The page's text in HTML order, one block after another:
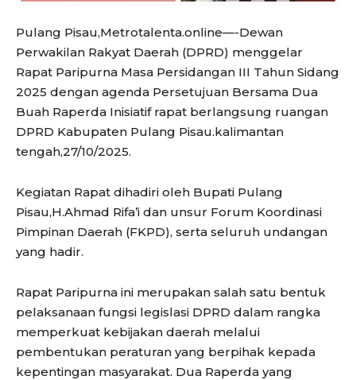
Pulang Pisau,Metrotalenta.online—-Dewan
Perwakilan Rakyat Daerah (DPRD) menggelar
Rapat Paripurna Masa Persidangan III Tahun Sidang
2025 dengan agenda Persetujuan Bersama Dua
Buah Raperda Inisiatif rapat berlangsung ruangan
DPRD Kabupaten Pulang Pisau.kalimantan
tengah,27/10/2025.
Kegiatan Rapat dihadiri oleh Bupati Pulang
Pisau,H.Ahmad Rifa’i dan unsur Forum Koordinasi
Pimpinan Daerah (FKPD), serta seluruh undangan
yang hadir.
Rapat Paripurna ini merupakan salah satu bentuk
pelaksanaan fungsi legislasi DPRD dalam rangka
memperkuat kebijakan daerah melalui
pembentukan peraturan yang berpihak kepada
kepentingan masyarakat. Dua Raperda yang